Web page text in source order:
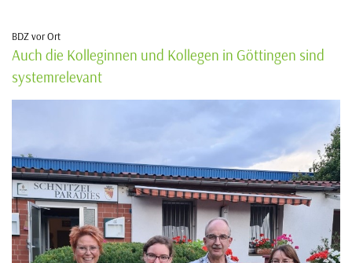
BDZ vor Ort
Auch die Kolleginnen und Kollegen in Göttingen sind
systemrelevant